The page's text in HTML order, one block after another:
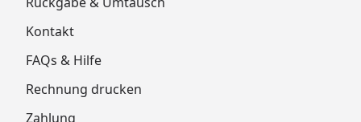
Kontakt
FAQs & Hilfe
Rechnung drucken
Zahlung